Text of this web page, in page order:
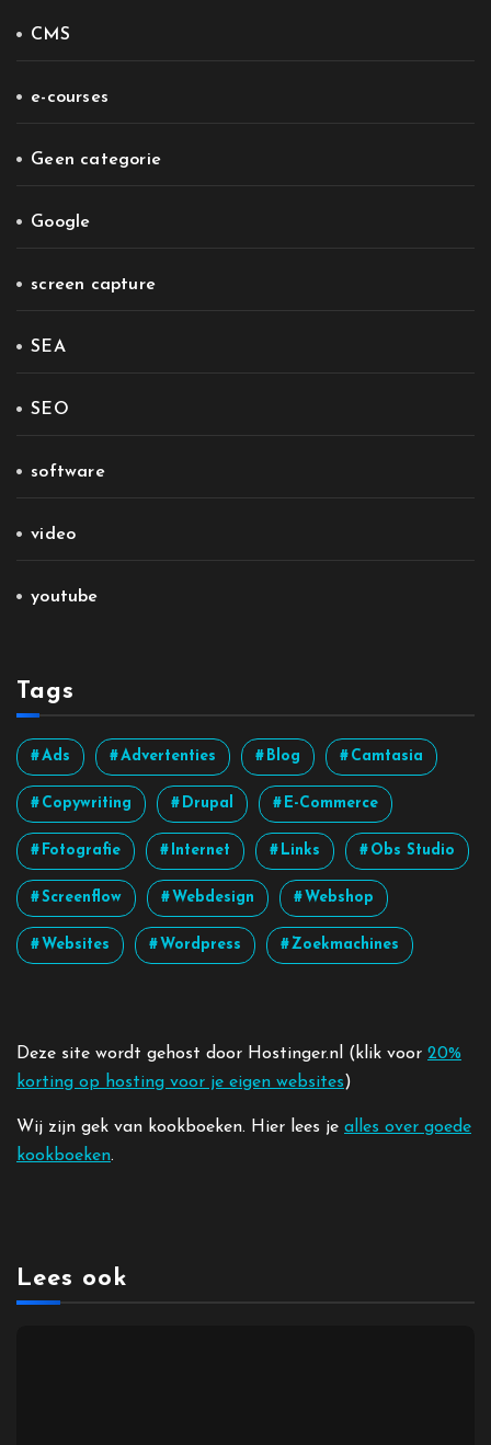
CMS
e-courses
Geen categorie
Google
screen capture
SEA
SEO
software
video
youtube
Tags
Ads Advertenties Blog Camtasia
Copywriting Drupal E-Commerce
Fotografie Internet Links Obs Studio
Screenflow Webdesign Webshop
Websites Wordpress Zoekmachines
Deze site wordt gehost door Hostinger.nl (klik voor 20%
korting op hosting voor je eigen websites)
Wij zijn gek van kookboeken. Hier lees je alles over goede
kookboeken.
Lees ook